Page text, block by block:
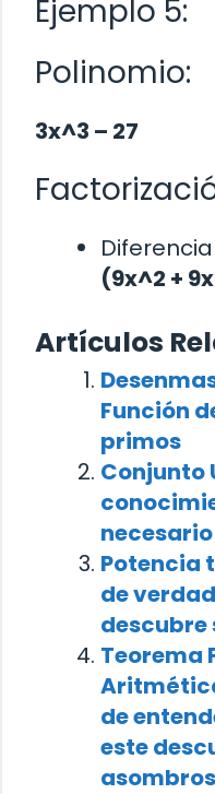
Ejemplo 5:
Polinomio:
3x^3 – 27
(9x^2 +
Artículos
Función
primos
Conjunto
necesario
Potencia
de
descubre
Teorema
de
este